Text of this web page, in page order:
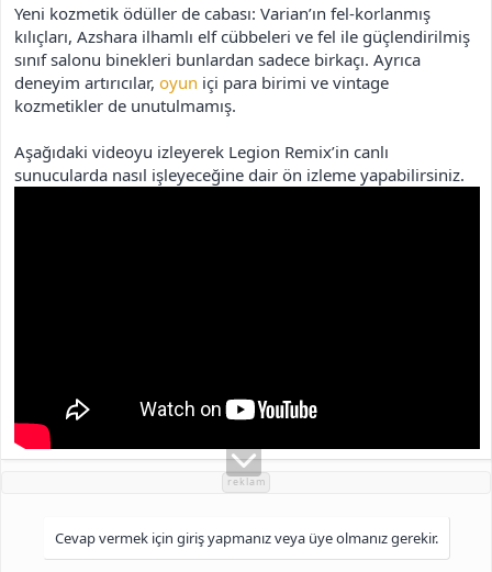
Yeni kozmetik ödüller de cabası: Varian’ın fel-korlanmış
kılıçları, Azshara ilhamlı elf cübbeleri ve fel ile güçlendirilmiş
sınıf salonu binekleri bunlardan sadece birkaçı. Ayrıca
deneyim artırıcılar, oyun içi para birimi ve vintage
kozmetikler de unutulmamış.
Aşağıdaki videoyu izleyerek Legion Remix’in canlı
sunucularda nasıl işleyeceğine dair ön izleme yapabilirsiniz.
reklam
Cevap vermek için giriş yapmanız veya üye olmanız gerekir.